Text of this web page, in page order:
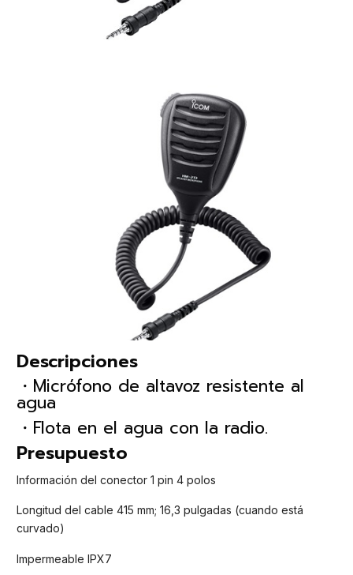
Descripciones
・Micrófono de altavoz resistente al
agua
・Flota en el agua con la radio.
Presupuesto
Información del conector 1 pin 4 polos
Longitud del cable 415 mm; 16,3 pulgadas (cuando está
curvado)
Impermeable IPX7